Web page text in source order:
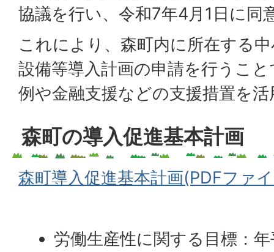
協議を行い、令和7年4月1日に同
これにより、森町内に所在する
設備等導入計画の申請を行うこ
例や金融支援などの支援措置を
森町の導入促進基本計画
森町導入促進基本計画(PDFファ
労働生産性に関する目標：